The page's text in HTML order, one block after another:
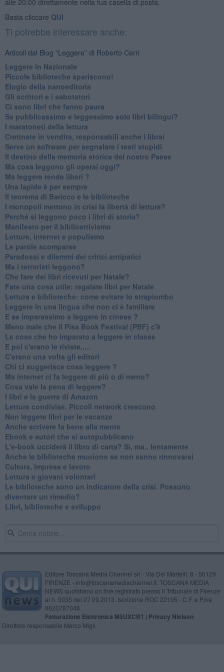
Basta cliccare QUI
Ti potrebbe interessare anche:
Articoli dal Blog “Leggere” di Roberto Cerri
​Leggere in Nazionale
​Piccole biblioteche spariscono!
​Elogio della nanoeditoria
Gli scrittori e i sabotatori
Ci sono libri che fanno paura
Se pubblicassimo e leggessimo solo libri bilingui?
I maratoneti della lettura
Cretinate in vendita, responsabili anche i librai
Serve un software per segnalare i testi stupidi
​Il destino della memoria storica del nostro Paese
Ma cosa leggono gli operai oggi?
Ma leggere rende liberi ?
​Una lapide è per sempre
Il teorema di Baricco e le biblioteche
I monopoli mettono in crisi la libertà di lettura?
​Perché si leggono poco i libri di storia?
​Manifesto per il biblioattivismo
Letture, internet e populismo
​Le parole scomparse
​Paradossi e dilemmi dei critici antipatici
Ma i terroristi leggono?
​Che fare dei libri ricevuti per Natale?
​Fate una cosa utile: regalate libri per Natale
​Lettura e biblioteche: come evitare lo strapiombo
Leggere in una lingua che non ci è familiare
​E se imparassimo a leggere in cinese ?
​Meno male che il Pisa Book Festival (PBF) c'è
​Le cose che ho imparato a leggere in classe
​E poi c'erano le riviste.....
​C'erano una volta gli editori
​Chi ci suggerisce cosa leggere ?
​Ma internet ci fa leggere di più o di meno?
​Cosa vale la pena di leggere?
I libri e la guerra di Amazon
​Letture condivise. Piccoli network crescono
​Non leggete libri per le vacanze
​Anche scrivere fa bene alla mente
​Ebook e autori che si autopubblicano
​L'e-book ucciderà il libro di carta? Sì, ma.. lentamente
​Anche le biblioteche muoiono se non sanno rinnovarsi
​Cultura, impresa e lavoro
​Lettura e giovani volontari
​Le biblioteche sono un indicatore della crisi. Possono
diventare un rimedio?
​Libri, biblioteche e sviluppo
Editore Toscana Media Channel srl - Via Dei Martelli, 8 - 50129
FIRENZE - info@toscanamediachannel.it. TOSCANA MEDIA
NEWS quotidiano on line registrato presso il Tribunale di Firenze
al n. 5935 del 27.09.2013. Iscrizione ROC 22105 - C.F. e P.Iva
0620787048
Fatturazione Elettronica M5UXCR1 | Privacy Nielsen
Direttore responsabile Marco Migli